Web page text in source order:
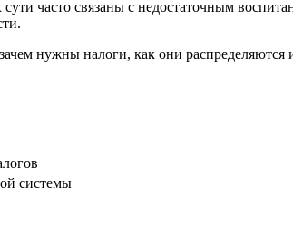
часто связаны с недостаточным
нужны налоги, как они
системы